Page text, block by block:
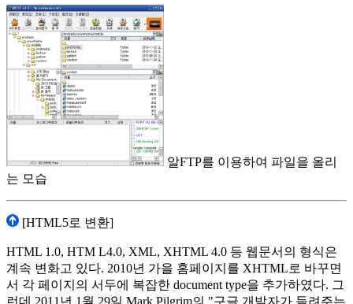
알FTP를 이용하여 파일을 올리
는 모습
[HTML5로 변환]
HTML 1.0, HTM L4.0, XML, XHTML 4.0 등 웹문서의 형식은
계속 변화고 있다. 2010년 가을 홈페이지를 XHTML로 바꾸면
서 각 페이지의 서두에 복잡한 document type을 추가하였다. 그